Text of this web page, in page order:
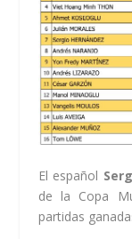
El español
de la Copa
partidas